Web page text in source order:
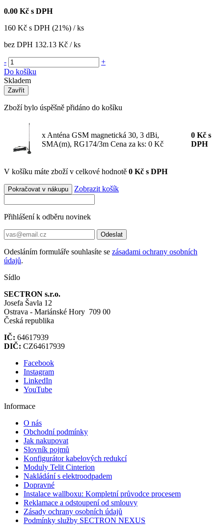
0.00 Kč s DPH
160 Kč s DPH (21%) / ks
bez DPH 132.13 Kč / ks
-
+
Do košíku
Skladem
Zavřít
Zboží bylo úspěšně přidáno do košíku
x Anténa GSM magnetická 30, 3 dBi,
SMA(m), RG174/3m Cena za ks: 0 Kč
0 Kč s
DPH
V košíku máte zboží v celkové hodnotě 0 Kč s DPH
Pokračovat v nákupu Zobrazit košík
Přihlášení k odběru novinek
Odeslat
Odesláním formuláře souhlasíte se zásadami ochrany osobních
údajů.
Sídlo
SECTRON s.r.o.
Josefa Šavla 12
Ostrava - Mariánské Hory 709 00
Česká republika
IČ: 64617939
DIČ: CZ64617939
Facebook
Instagram
LinkedIn
YouTube
Informace
O nás
Obchodní podmínky
Jak nakupovat
Slovník pojmů
Konfigurátor kabelových redukcí
Moduly Telit Cinterion
Nakládání s elektroodpadem
Dopravné
Instalace wallboxu: Kompletní průvodce procesem
Reklamace a odstoupení od smlouvy
Zásady ochrany osobních údajů
Podmínky služby SECTRON NEXUS